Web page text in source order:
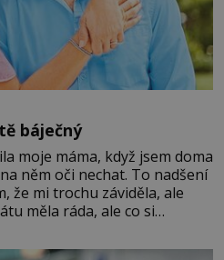
báječný
moje máma, když jsem doma
něm oči nechat. To nadšení
že mi trochu záviděla, ale
měla ráda, ale co si
byla jiná doba, když